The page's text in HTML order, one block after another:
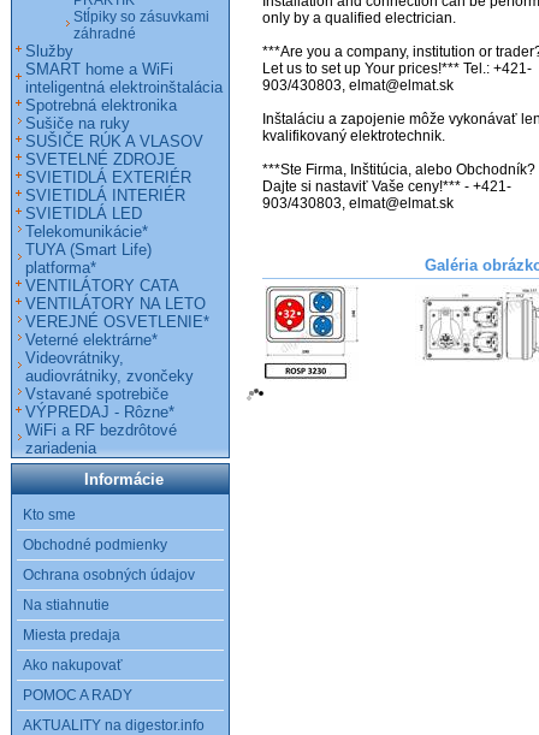
only by a qualified electrician.
***Are you a company, institution or
Let us to set up Your prices!*** Tel.: +421-
903/430803, elmat@elmat.sk
Inštaláciu a zapojenie môže vykonávať
kvalifikovaný elektrotechnik.
***Ste Firma, Inštitúcia, alebo Obchodník?
Dajte si nastaviť Vaše ceny!*** - +421-
903/430803, elmat@elmat.sk
Galéria
Stĺpiky so zásuvkami
záhradné
Služby
SMART home a WiFi
inteligentná elektroinštalácia
Spotrebná elektronika
Sušiče na ruky
SUŠIČE RÚK A VLASOV
SVETELNÉ ZDROJE
SVIETIDLÁ EXTERIÉR
SVIETIDLÁ INTERIÉR
SVIETIDLÁ LED
Telekomunikácie*
TUYA (Smart Life)
platforma*
VENTILÁTORY CATA
VENTILÁTORY NA LETO
VEREJNÉ OSVETLENIE*
Veterné elektrárne*
Videovrátniky,
audiovrátniky, zvončeky
Vstavané spotrebiče
VÝPREDAJ - Rôzne*
WiFi a RF bezdrôtové
zariadenia
Informácie
Kto sme
Obchodné podmienky
Ochrana osobných údajov
Na stiahnutie
Miesta predaja
Ako nakupovať
POMOC A RADY
AKTUALITY na digestor.info